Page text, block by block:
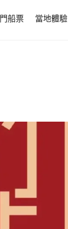
船票 當地體驗